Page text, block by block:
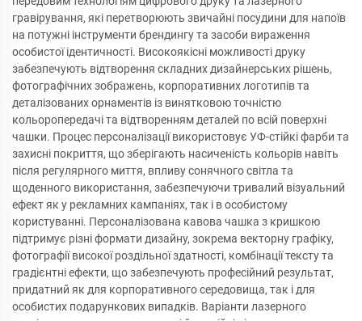
гравірування, які перетворюють звичайні посудини для напоїв
на потужні інструменти брендингу та засоби вираження
особистої ідентичності. Високоякісні можливості друку
забезпечують відтворення складних дизайнерських рішень,
фотографічних зображень, корпоративних логотипів та
деталізованих орнаментів із винятковою точністю
кольоропередачі та відтворенням деталей по всій поверхні
чашки. Процес персоналізації використовує УФ-стійкі фарби та
захисні покриття, що зберігають насиченість кольорів навіть
після регулярного миття, впливу сонячного світла та
щоденного використання, забезпечуючи тривалий візуальний
ефект як у рекламних кампаніях, так і в особистому
користуванні. Персоналізована кавова чашка з кришкою
підтримує різні формати дизайну, зокрема векторну графіку,
фотографії високої роздільної здатності, комбінації тексту та
градієнтні ефекти, що забезпечують професійний результат,
придатний як для корпоративного середовища, так і для
особистих подарункових випадків. Варіанти лазерного